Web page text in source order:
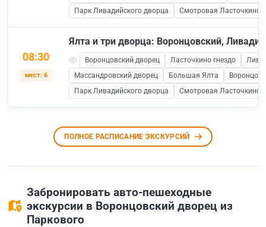
Парк Ливадийского дворца
Смотровая Ласточкино
08:30
мест: 6
Ялта и три дворца: Воронцовский,
Воронцовский дворец Ласточкино гнездо
Массандровский дворец
Большая Ялта
Парк Ливадийского дворца
Смотровая Ласточкино
ПОЛНОЕ РАСПИСАНИЕ ЭКСКУРСИЙ
Забронировать авто-пешеходные
экскурсии в Воронцовский дворец из
Паркового